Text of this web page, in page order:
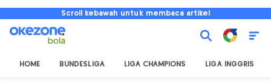
Scroll kebawah untuk membaca artikel
HOME BUNDESLIGA LIGA CHAMPIONS LIGA INGGRIS